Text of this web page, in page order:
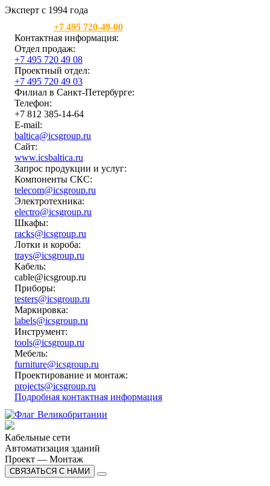
Эксперт с 1994 года
+7 495 720-49-00
Контактная информация:
Отдел продаж:
+7 495 720 49 08
Проектный отдел:
+7 495 720 49 03
Филиал в Санкт-Петербурге:
Телефон:
+7 812 385-14-64
E-mail:
baltica@icsgroup.ru
Сайт:
www.icsbaltica.ru
Запрос продукции и услуг:
Компоненты СКС:
telecom@icsgroup.ru
Электротехника:
electro@icsgroup.ru
Шкафы:
racks@icsgroup.ru
Лотки и короба:
trays@icsgroup.ru
Кабель:
cable@icsgroup.ru
Приборы:
testers@icsgroup.ru
Маркировка:
labels@icsgroup.ru
Инструмент:
tools@icsgroup.ru
Мебель:
furniture@icsgroup.ru
Проектирование и монтаж:
projects@icsgroup.ru
Подробная контактная информация
Кабельные сети
Автоматизация зданий
Проект — Монтаж
СВЯЗАТЬСЯ С НАМИ